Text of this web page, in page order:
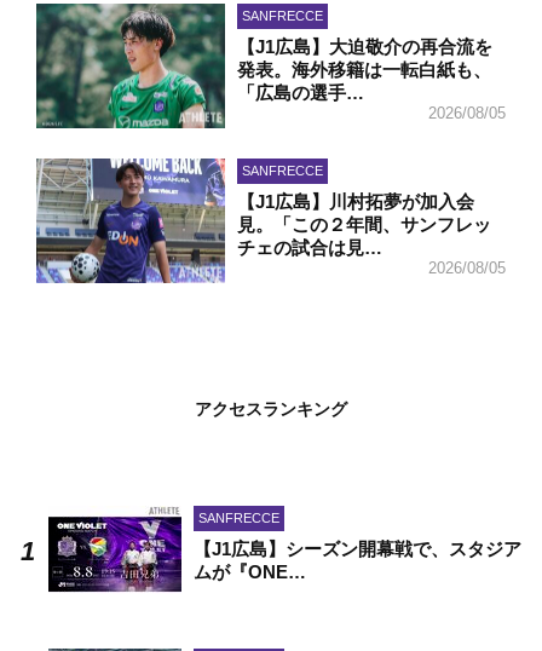
SANFRECCE
【J1広島】大迫敬介の再合流を
発表。海外移籍は一転白紙も、
「広島の選手…
2026/08/05
SANFRECCE
【J1広島】川村拓夢が加入会
見。「この２年間、サンフレッ
チェの試合は見…
2026/08/05
アクセスランキング
SANFRECCE
【J1広島】シーズン開幕戦で、スタジア
ムが『ONE…